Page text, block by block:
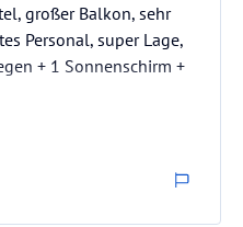
großer Balkon, sehr
Personal, super Lage,
+ 1 Sonnenschirm +